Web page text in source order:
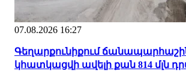
07.08.2026 16:27
Գեղարքունիքում
կհատկացվի ավելի քան 814 մլն